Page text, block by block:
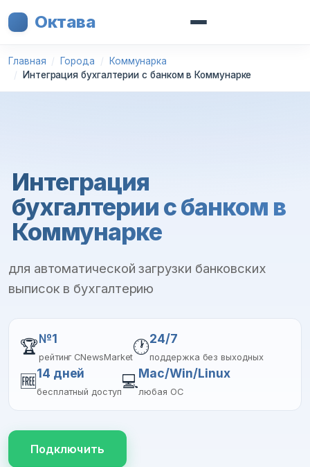
Октава
Главная Города
Коммунарка
Интеграция бухгалтерии с банком в Коммунарке
Интеграция
бухгалтерии с банком в
Коммунарке
для автоматической загрузки банковских
выписок в бухгалтерию
🏆№1
рейтинг CNewsMarket
🕐24/7
поддержка без выходных
🆓14 дней
бесплатный доступ
💻Mac/Win/Linux
любая ОС
Подключить